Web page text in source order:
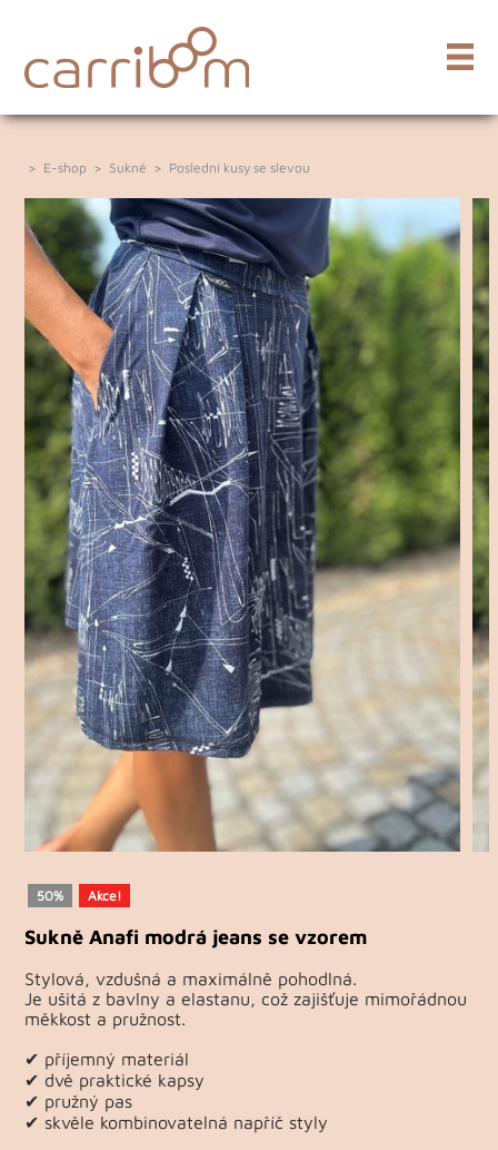
> E-shop > Sukně > Poslední kusy se slevou
50% Akce!
Sukně Anafi modrá jeans se vzorem
Stylová, vzdušná a maximálně pohodlná.
Je ušitá z bavlny a elastanu, což zajišťuje mimořádnou
měkkost a pružnost.
✔ příjemný materiál
✔ dvě praktické kapsy
✔ pružný pas
✔ skvěle kombinovatelná napříč styly